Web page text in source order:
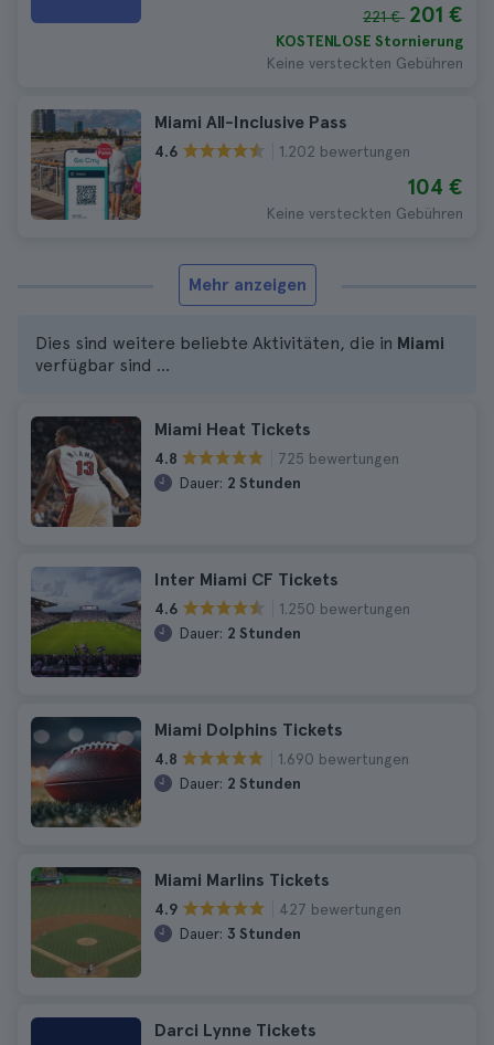
221 € 201 €
KOSTENLOSE Stornierung
Keine versteckten Gebühren
Miami All-Inclusive Pass
4.6 1.202 bewertungen
104 €
Keine versteckten Gebühren
Mehr anzeigen
Dies sind weitere beliebte Aktivitäten, die in Miami
verfügbar sind ...
Miami Heat Tickets
4.8
725 bewertungen
Dauer: 2 Stunden
Inter Miami CF Tickets
4.6
1.250 bewertungen
Dauer: 2 Stunden
Miami Dolphins Tickets
4.8
1.690 bewertungen
Dauer: 2 Stunden
Miami Marlins Tickets
4.9
427 bewertungen
Dauer: 3 Stunden
Darci Lynne Tickets